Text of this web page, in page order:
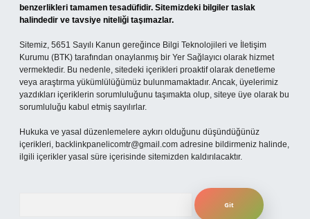
benzerlikleri tamamen tesadüfidir. Sitemizdeki bilgiler taslak
halindedir ve tavsiye niteliği taşımazlar.
Sitemiz, 5651 Sayılı Kanun gereğince Bilgi Teknolojileri ve İletişim
Kurumu (BTK) tarafından onaylanmış bir Yer Sağlayıcı olarak hizmet
vermektedir. Bu nedenle, sitedeki içerikleri proaktif olarak denetleme
veya araştırma yükümlülüğümüz bulunmamaktadır. Ancak, üyelerimiz
yazdıkları içeriklerin sorumluluğunu taşımakta olup, siteye üye olarak bu
sorumluluğu kabul etmiş sayılırlar.
Hukuka ve yasal düzenlemelere aykırı olduğunu düşündüğünüz
içerikleri, backlinkpanelicomtr@gmail.com adresine bildirmeniz halinde,
ilgili içerikler yasal süre içerisinde sitemizden kaldırılacaktır.